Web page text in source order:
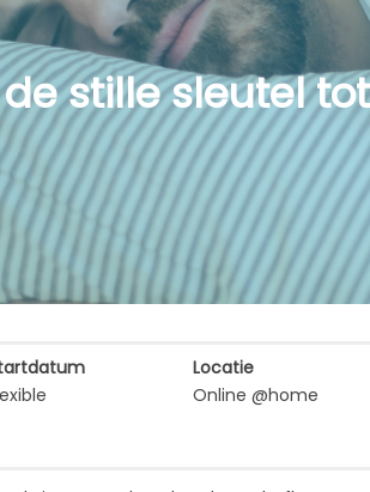
stille sleutel
Locatie
Online @home